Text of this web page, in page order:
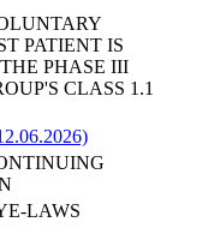
PATIENT IS
PHASE III
CLASS 1.1
LAWS